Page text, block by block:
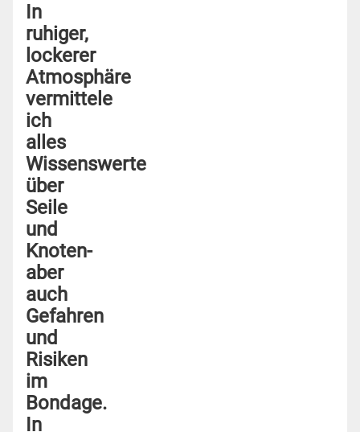
In
ruhiger,
lockerer
Atmosphäre
vermittele
ich
alles
Wissenswerte
über
Seile
und
Knoten-
aber
auch
Gefahren
und
Risiken
im
Bondage.
In